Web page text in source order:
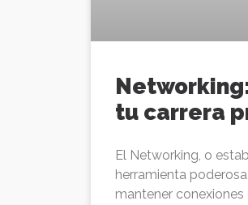
tu carrera
El Networking, o
herramienta
mantener